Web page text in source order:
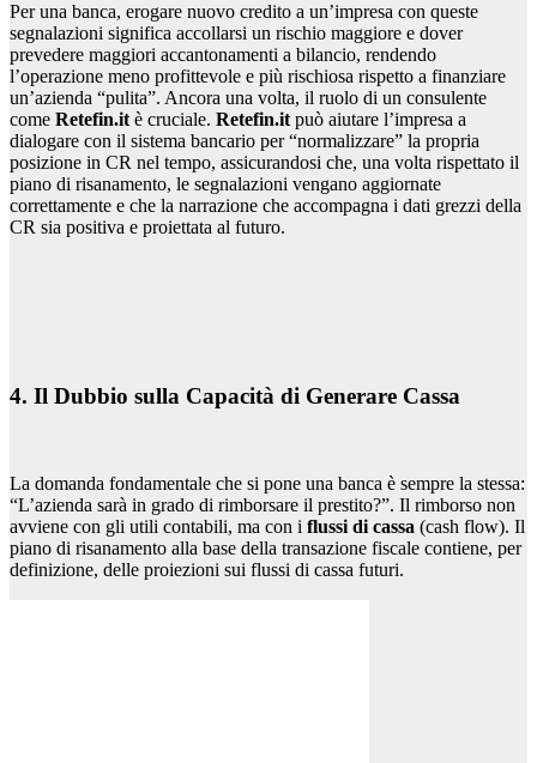
Per una banca, erogare nuovo credito a un’impresa con queste
segnalazioni significa accollarsi un rischio maggiore e dover
prevedere maggiori accantonamenti a bilancio, rendendo
l’operazione meno profittevole e più rischiosa rispetto a finanziare
un’azienda “pulita”. Ancora una volta, il ruolo di un consulente
come Retefin.itè cruciale. Retefin.itpuò aiutare l’impresa a
dialogare con il sistema bancario per “normalizzare” la propria
posizione in CR nel tempo, assicurandosi che, una volta rispettato il
piano di risanamento, le segnalazioni vengano aggiornate
correttamente e che la narrazione che accompagna i dati grezzi della
CR sia positiva e proiettata al futuro.
4. Il Dubbio sulla Capacità di Generare Cassa
La domanda fondamentale che si pone una banca è sempre la stessa:
“L’azienda sarà in grado di rimborsare il prestito?”. Il rimborso non
avviene con gli utili contabili, ma con i flussi di cassa (cash flow). Il
piano di risanamento alla base della transazione fiscale contiene, per
definizione, delle proiezioni sui flussi di cassa futuri.